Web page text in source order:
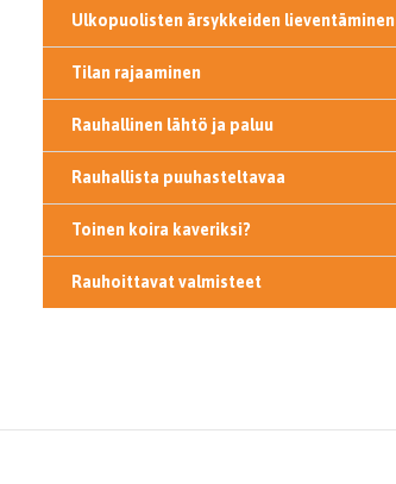
Ulkopuolisten ärsykkeiden lieventäminen
Tilan rajaaminen
Rauhallinen lähtö ja paluu
Rauhallista puuhasteltavaa
Toinen koira kaveriksi?
Rauhoittavat valmisteet